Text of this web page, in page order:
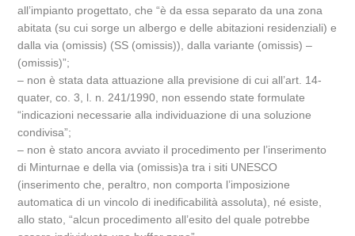
all’impianto progettato, che “è da essa separato da una zona
abitata (su cui sorge un albergo e delle abitazioni residenziali) e
dalla via (omissis) (SS (omissis)), dalla variante (omissis) –
(omissis)”;
– non è stata data attuazione alla previsione di cui all’art. 14-
quater, co. 3, l. n. 241/1990, non essendo state formulate
“indicazioni necessarie alla individuazione di una soluzione
condivisa”;
– non è stato ancora avviato il procedimento per l’inserimento
di Minturnae e della via (omissis)a tra i siti UNESCO
(inserimento che, peraltro, non comporta l’imposizione
automatica di un vincolo di inedificabilità assoluta), né esiste,
allo stato, “alcun procedimento all’esito del quale potrebbe